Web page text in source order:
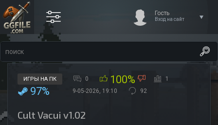
Гость
Вход на сайт
ИГРЫ НА ПК 0 100% 1
97% 9-05-2026, 19:10 92
Cult Vacui v1.02